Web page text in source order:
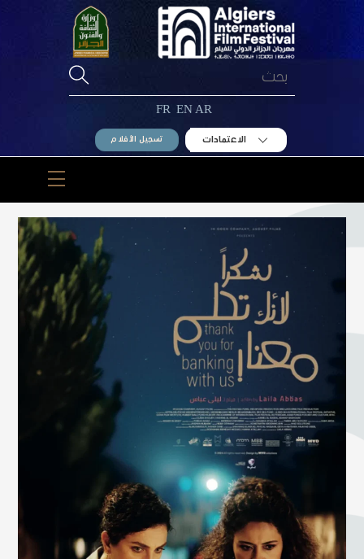
AR
EN
FR
الاعتمادات تسجيل الأفلام
Menu